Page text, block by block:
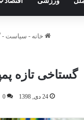
خانه - سیاست -
گستاخی تازه
24 دی, 1398 0